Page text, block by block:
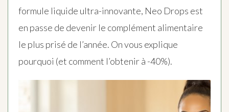
formule liquide ultra-innovante, Neo Drops est
en passe de devenir le complément alimentaire
le plus prisé de l’année. On vous explique
pourquoi (et comment l’obtenir à -40%).